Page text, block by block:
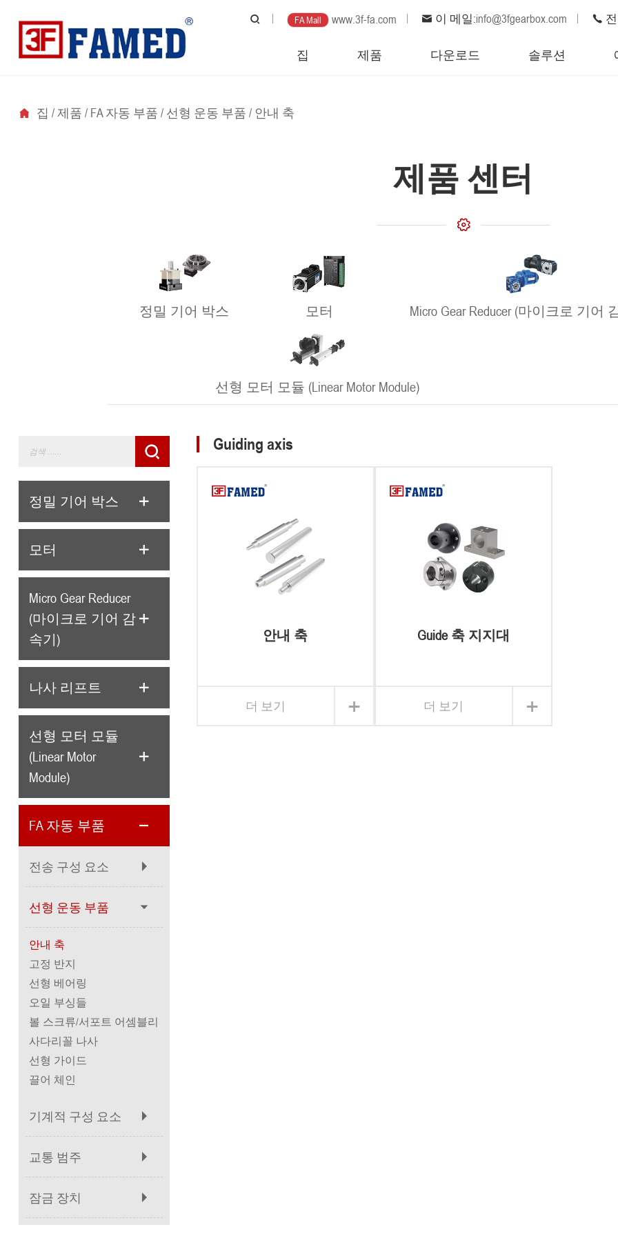
이 메일:info@3fgearbox.com
FA Mall www.3f-fa.com
집 제품 다운로드 솔루션
집 /제품 / FA 자동 부품 / 선형 운동 부품 / 안내 축
제품 센터
정밀 기어 박스 모터 Micro Gear Reducer (마이크로 기어
선형 모터 모듈 (Linear Motor Module)
정밀 기어 박스
모터
Micro Gear Reducer
(마이크로 기어 감
속기)
나사 리프트
선형 모터 모듈
(Linear Motor
Module)
FA 자동 부품
전송 구성 요소
선형 운동 부품
안내 축
고정 반지
선형 베어링
오일 부싱들
볼 스크류/서포트 어셈블리
사다리꼴 나사
선형 가이드
끌어 체인
기계적 구성 요소
교통 범주
잠금 장치
Guiding axis
안내 축
+
더 보기
Guide 축 지지대
+
더 보기